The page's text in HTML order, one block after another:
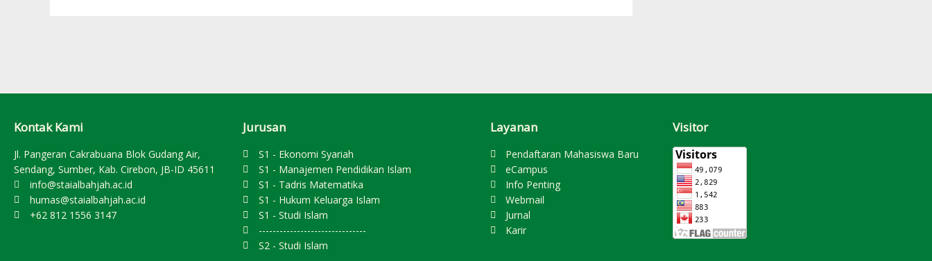
Kontak Kami
Jl. Pangeran Cakrabuana Blok Gudang Air,
Sendang, Sumber, Kab. Cirebon, JB-ID 45611
info@staialbahjah.ac.id
humas@staialbahjah.ac.id
+62 812 1556 3147
Jurusan
S1 - Ekonomi Syariah
S1 - Manajemen Pendidikan Islam
S1 - Tadris Matematika
S1 - Hukum Keluarga Islam
S1 - Studi Islam
-------------------------------
S2 - Studi Islam
Layanan
Pendaftaran Mahasiswa Baru
eCampus
Info Penting
Webmail
Jurnal
Karir
Visitor